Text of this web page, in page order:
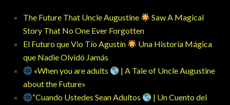
The Future That Uncle Augustine
Saw A Magical
Story That No One Ever Forgotten
El Futuro que Vio Tío Agustín
Una Historia Mágica
que Nadie Olvidó Jamás
«When you are adults
| A Tale of Uncle Augustine
about the Future»
“Cuando Ustedes Sean Adultos
| Un Cuento del